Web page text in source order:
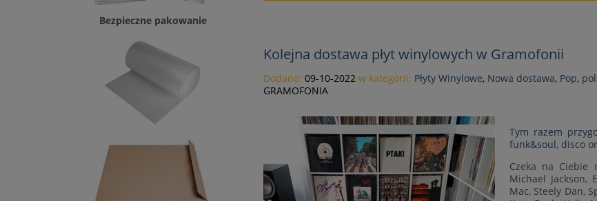
Bezpieczne pakowanie
Kolejna dostawa płyt winylowych w Gramofonii
Dodano: 09-10-2022 w kategorii: Płyty Winylowe, Nowa dostawa, Pop,
GRAMOFONIA
Tym razem
funk&soul, disco
Czeka na Ciebie
Michael Jackson,
Mac, Steely Dan,